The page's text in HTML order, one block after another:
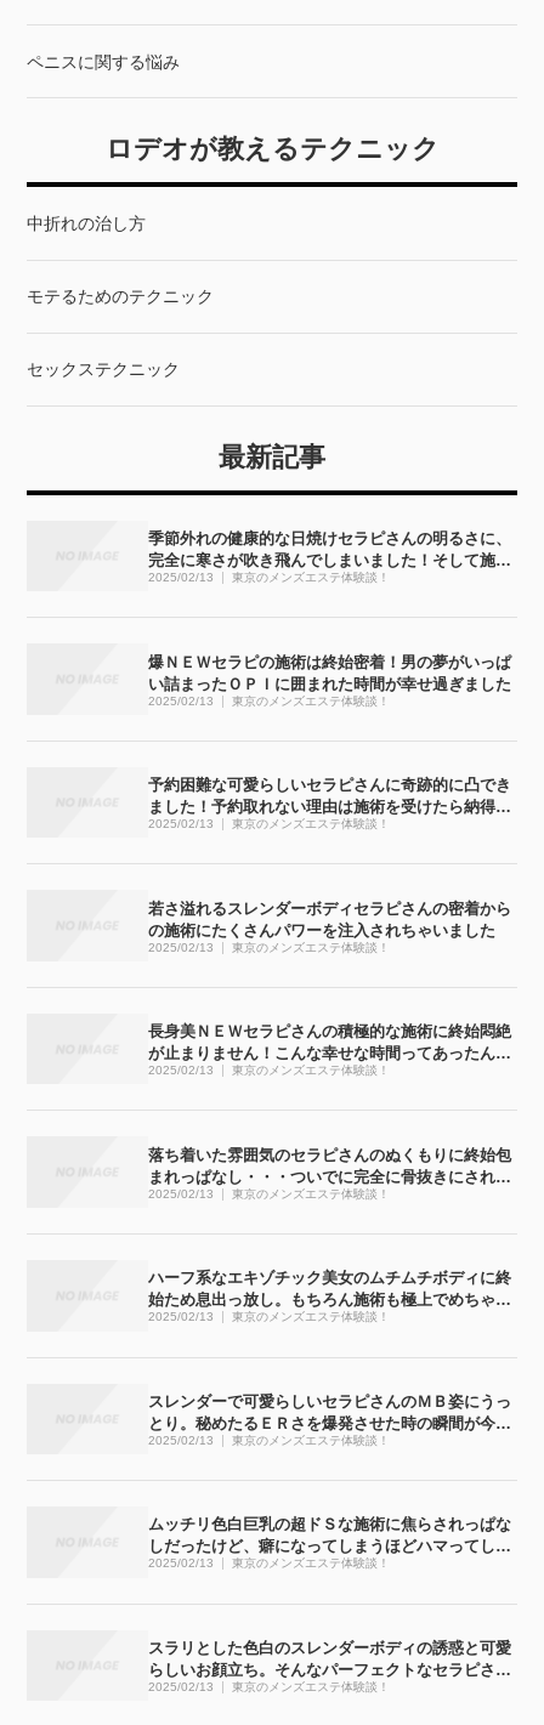
ペニスに関する悩み
ロデオが教えるテクニック
中折れの治し方
モテるためのテクニック
セックステクニック
最新記事
季節外れの健康的な日焼けセラピさんの明るさに、
完全に寒さが吹き飛んでしまいました！そして施術
も・・・完全にぶっ飛びました！！
2025/02/13 東京のメンズエステ体験談！
爆ＮＥＷセラピの施術は終始密着！男の夢がいっぱ
い詰まったＯＰＩに囲まれた時間が幸せ過ぎました
2025/02/13 東京のメンズエステ体験談！
予約困難な可愛らしいセラピさんに奇跡的に凸でき
ました！予約取れない理由は施術を受けたら納得で
す
2025/02/13 東京のメンズエステ体験談！
若さ溢れるスレンダーボディセラピさんの密着から
の施術にたくさんパワーを注入されちゃいました
2025/02/13 東京のメンズエステ体験談！
長身美ＮＥＷセラピさんの積極的な施術に終始悶絶
が止まりません！こんな幸せな時間ってあったんで
すね
2025/02/13 東京のメンズエステ体験談！
落ち着いた雰囲気のセラピさんのぬくもりに終始包
まれっぱなし・・・ついでに完全に骨抜きにされち
ゃいました
2025/02/13 東京のメンズエステ体験談！
ハーフ系なエキゾチック美女のムチムチボディに終
始ため息出っ放し。もちろん施術も極上でめちゃく
ちゃ気持ち良かったです
2025/02/13 東京のメンズエステ体験談！
スレンダーで可愛らしいセラピさんのＭＢ姿にうっ
とり。秘めたるＥＲさを爆発させた時の瞬間が今で
も忘れられません
2025/02/13 東京のメンズエステ体験談！
ムッチリ色白巨乳の超ドＳな施術に焦らされっぱな
しだったけど、癖になってしまうほどハマってしま
いました
2025/02/13 東京のメンズエステ体験談！
スラリとした色白のスレンダーボディの誘惑と可愛
らしいお顔立ち。そんなパーフェクトなセラピさん
と濃密な時間が過ごせてしまいました
2025/02/13 東京のメンズエステ体験談！